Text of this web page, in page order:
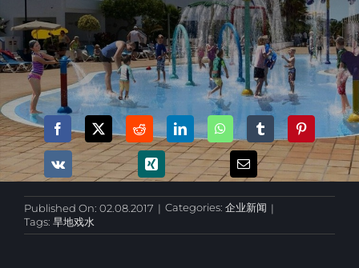
Published On: 02.08.2017 | Categories: 企业新闻 |
Tags: 旱地戏水